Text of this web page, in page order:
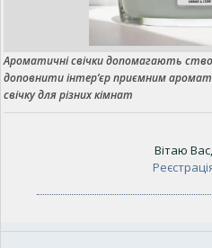
Ароматичні свічки допомагають
доповнити інтер’єр приємним
свічку для різних кімнат
Вітаю Вас,